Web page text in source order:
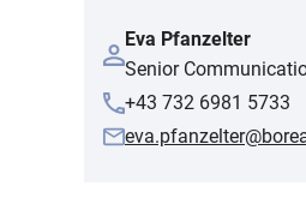
Eva Pfanzelter
Senior
+43 732 6981 5733